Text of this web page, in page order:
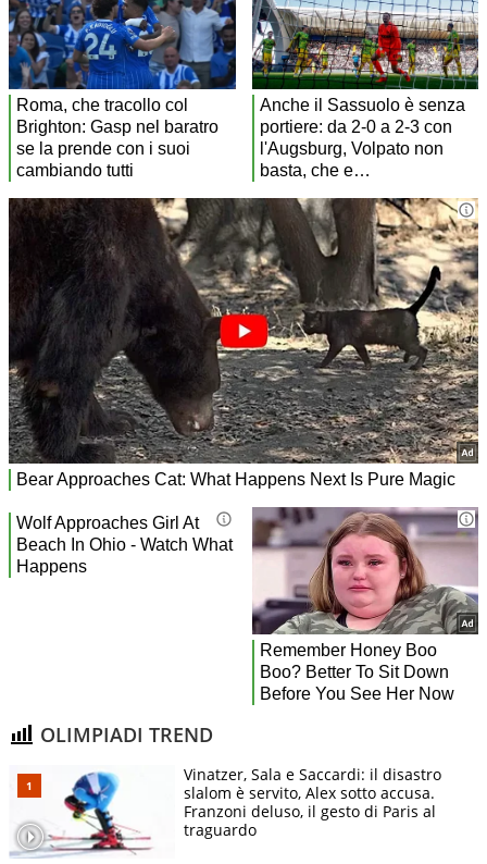
OLIMPIADI TREND
Vinatzer, Sala e Saccardi: il disastro
slalom è servito, Alex sotto accusa.
Franzoni deluso, il gesto di Paris al
traguardo